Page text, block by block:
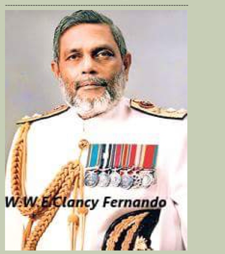
-------------------------------------------------------------------------